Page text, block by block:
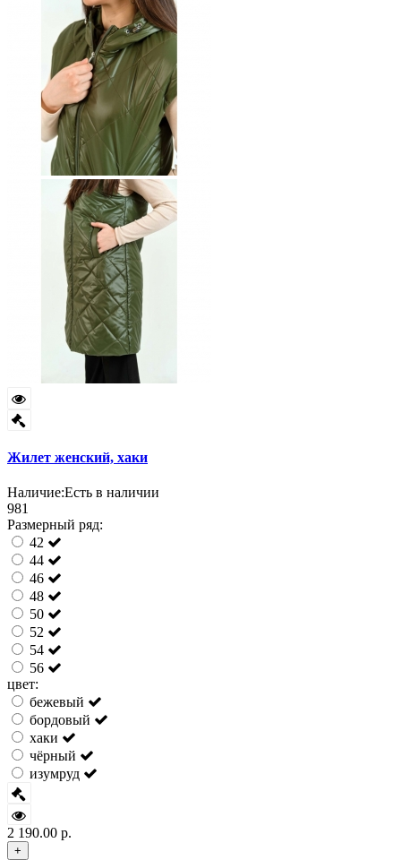
Жилет женский, хаки
Наличие:Есть в наличии
981
Размерный ряд:
42
44
46
48
50
52
54
56
цвет:
бежевый
бордовый
хаки
чёрный
изумруд
2 190.00 р.
+